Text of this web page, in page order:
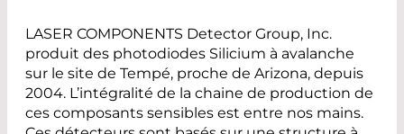
LASER COMPONENTS Detector Group, Inc.
produit des photodiodes Silicium à avalanche
sur le site de Tempé, proche de Arizona, depuis
2004. L’intégralité de la chaine de production de
ces composants sensibles est entre nos mains.